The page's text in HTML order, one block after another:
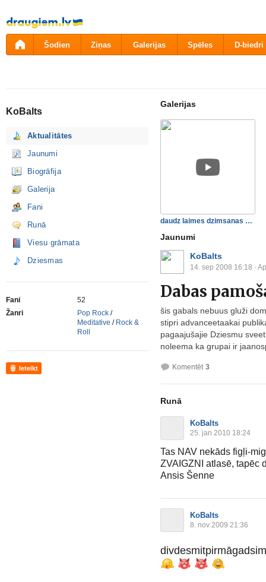
Pāriet
uz
saturu
Šodien Ziņas Galerijas Spēles D-biedri
KoBalts
Aktualitātes
Jaunumi
Biogrāfija
Galerija
Fani
Runā
Viesu grāmata
Dziesmas
Fani
52
Žanri
Pop Rock /
Meditative / Rock &
Roll
Ieteikt
Galerijas
daudz laimes dzimsanas dien…
Jaunumi
KoBalts
14. sep 2008 16:18 ·
Dabas
šis gabals nebuus gluži
stipri advanceetaakai
pagaajušajie Dziesmu
noleema ka grupai ir
Komentēt 3
Runā
KoBalts
25. jan 2010 18:24
Tas NAV nekāds figļi-
ZVAIGZNI atlasē, tapēc
Ansis Šenne
KoBalts
8. nov 2009 21:36